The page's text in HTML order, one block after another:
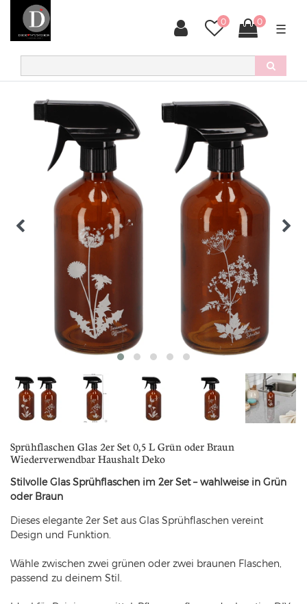
0 0
☰
Sprühflaschen Glas 2er Set 0,5 L Grün oder Braun
Wiederverwendbar Haushalt Deko
Stilvolle Glas Sprühflaschen im 2er Set – wahlweise in Grün
oder Braun
Dieses elegante 2er Set aus Glas Sprühflaschen vereint
Design und Funktion.
Wähle zwischen zwei grünen oder zwei braunen Flaschen,
passend zu deinem Stil.